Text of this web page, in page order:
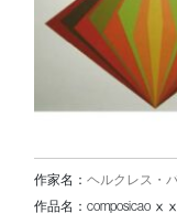
作家名： ヘルクレス・
作品名： composicao